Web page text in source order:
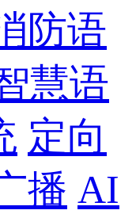
防语
慧语
定向
播 AI